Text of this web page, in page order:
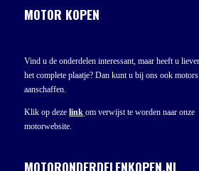
MOTOR KOPEN
Vind u de onderdelen interessant, maar heeft u
het complete plaatje? Dan kunt u bij ons ook motors
aanschaffen.
Klik op deze link om verwijst te worden naar onze
motorwebsite.
MOTORONDERDELENKOPEN.NL